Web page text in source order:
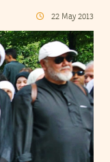
22 May 2013